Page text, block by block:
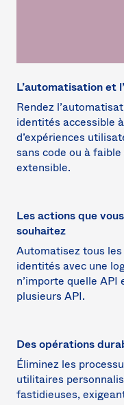
L’automatisation et
Rendez
identités accessible
d’expériences
sans code ou à
extensible.
Les actions que
souhaitez
Automatisez tous
identités avec une
n’importe quelle
plusieurs API.
Des opérations
Éliminez les
utilitaires
fastidieuses,